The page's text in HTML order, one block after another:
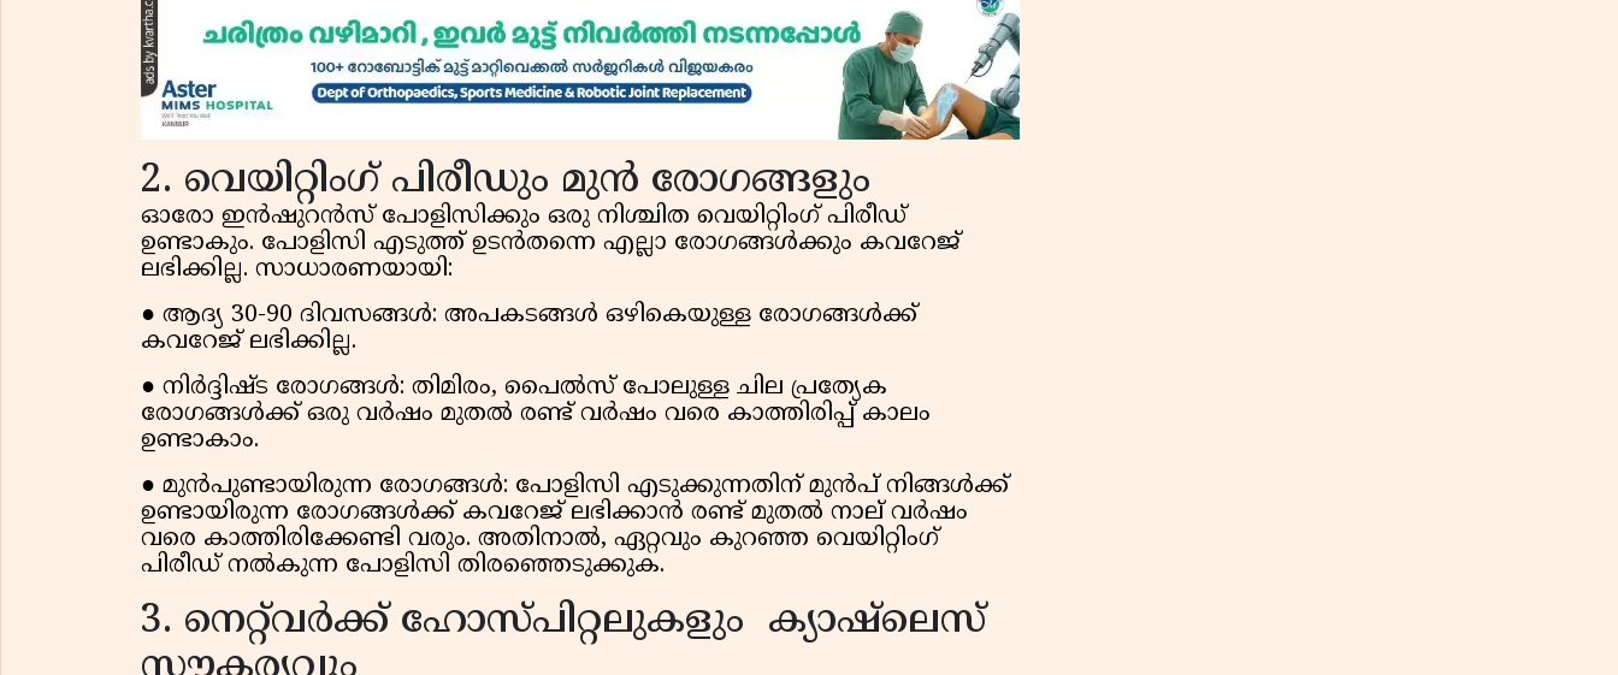
2. വെയിറ്റിംഗ് പിരീഡും മുൻ രോഗങ്ങളും
ഓരോ ഇൻഷുറൻസ് പോളിസിക്കും ഒരു നിശ്ചിത വെയിറ്റിംഗ് പിരീഡ്
ഉണ്ടാകും. പോളിസി എടുത്ത് ഉടൻതന്നെ എല്ലാ രോഗങ്ങൾക്കും കവറേജ്
ലഭിക്കില്ല. സാധാരണയായി:
● ആദ്യ 30-90 ദിവസങ്ങൾ: അപകടങ്ങൾ ഒഴികെയുള്ള രോഗങ്ങൾക്ക്
കവറേജ് ലഭിക്കില്ല.
● നിർദ്ദിഷ്ട രോഗങ്ങൾ: തിമിരം, പൈൽസ് പോലുള്ള ചില പ്രത്യേക
രോഗങ്ങൾക്ക് ഒരു വർഷം മുതൽ രണ്ട് വർഷം വരെ കാത്തിരിപ്പ് കാലം
ഉണ്ടാകാം.
● മുൻപുണ്ടായിരുന്ന രോഗങ്ങൾ: പോളിസി എടുക്കുന്നതിന് മുൻപ് നിങ്ങൾക്ക്
ഉണ്ടായിരുന്ന രോഗങ്ങൾക്ക് കവറേജ് ലഭിക്കാൻ രണ്ട് മുതൽ നാല് വർഷം
വരെ കാത്തിരിക്കേണ്ടി വരും. അതിനാൽ, ഏറ്റവും കുറഞ്ഞ വെയിറ്റിംഗ്
പിരീഡ് നൽകുന്ന പോളിസി തിരഞ്ഞെടുക്കുക.
3. നെറ്റ്‌വർക്ക് ഹോസ്പിറ്റലുകളും ക്യാഷ്‌ലെസ്